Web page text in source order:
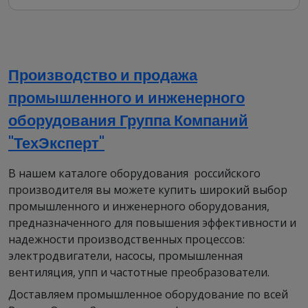
электродвигателями, гарантируя стабильную
работу даже на низких оборотах и повышенный
крутящий момент при малой частоте.
- Управление разнообразными типами
электродвигателей, включая асинхронные,
синхронные с постоянными магнитами и
однофазные модели
- Рабочая частота до 16 кГц обеспечивает
устранение шума электродвигателя в особо
чувствительных приложениях
только необходимые опции, что способствует
Производство и продажа
промышленного и инженерного
оборудования Группа Компаний
"ТехЭксперт"
В нашем каталоге оборудования российского
производителя вы можете купить широкий выбор
промышленного и инженерного оборудования,
предназначенного для повышения эффективности и
надежности производственных процессов:
электродвигатели, насосы, промышленная
вентиляция, упп и частотные преобразователи.
Доставляем промышленное оборудование по всей